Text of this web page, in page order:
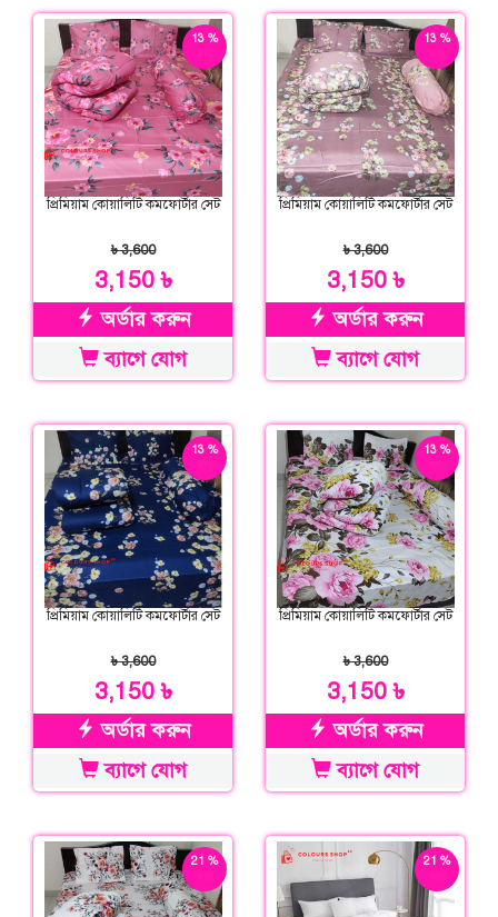
13 %
প্রিমিয়াম কোয়ালিটি কমফোর্টার সেট
৳ 3,600
3,150 ৳
অর্ডার করুন
ব্যাগে যোগ
13 %
প্রিমিয়াম কোয়ালিটি কমফোর্টার সেট
৳ 3,600
3,150 ৳
অর্ডার করুন
ব্যাগে যোগ
13 %
প্রিমিয়াম কোয়ালিটি কমফোর্টার সেট
৳ 3,600
3,150 ৳
অর্ডার করুন
ব্যাগে যোগ
13 %
প্রিমিয়াম কোয়ালিটি কমফোর্টার সেট
৳ 3,600
3,150 ৳
অর্ডার করুন
ব্যাগে যোগ
21 %
21 %